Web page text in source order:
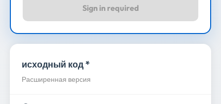
Sign in required
исходный код *
Расширенная версия